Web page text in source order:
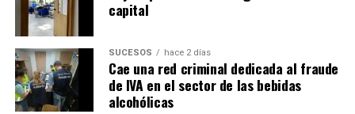
capital
SUCESOS hace 2 días
Cae una red criminal dedicada al fraude
de IVA en el sector de las bebidas
alcohólicas